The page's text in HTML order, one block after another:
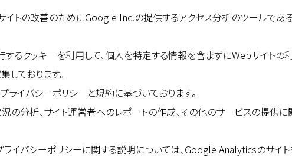
イトの改善のためにGoogle Inc.の提供するアクセス分析のツールで
るクッキーを利用して、個人を特定する情報を含まずにWebサイトの
しております。
イバシーポリシーと規約に基づいております。
の分析、サイト運営者へのレポートの作成、その他のサービスの提供に
バシーポリシーに関する説明については、Google Analyticsのサイト